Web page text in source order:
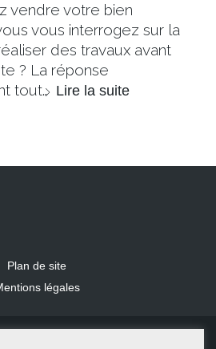
vendre votre bien
vous interrogez sur la
des travaux avant
? La réponse
tout… Lire la suite
Plan de site
légales